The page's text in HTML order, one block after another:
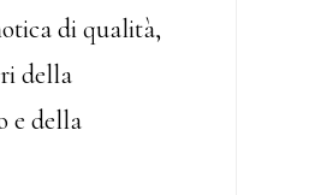
di qualità,
della
e della